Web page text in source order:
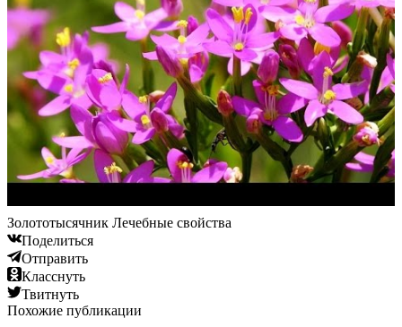
Золототысячник Лечебные свойства
Поделиться
Отправить
Класснуть
Твитнуть
Похожие публикации